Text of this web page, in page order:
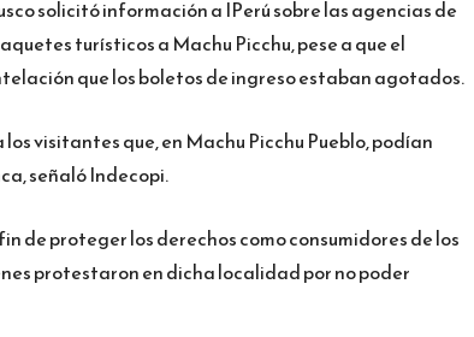
solicitó información a IPerú sobre las agencias de
turísticos a Machu Picchu, pese a que el
que los boletos de ingreso estaban agotados.
visitantes que, en Machu Picchu Pueblo, podían
señaló Indecopi.
de proteger los derechos como consumidores de los
protestaron en dicha localidad por no poder